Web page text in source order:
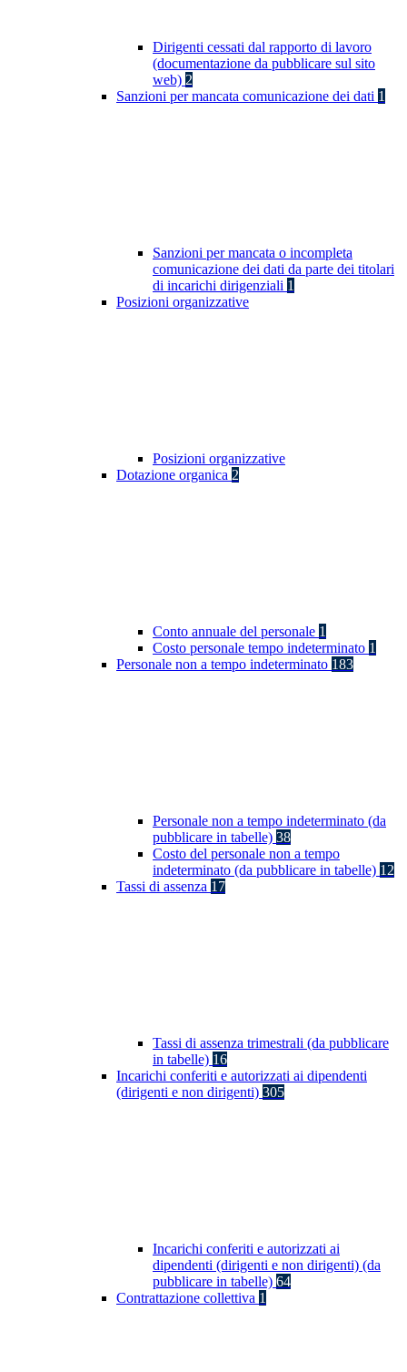
Dirigenti cessati dal rapporto di lavoro
(documentazione da pubblicare sul sito
web) 2
Sanzioni per mancata comunicazione dei dati 1
Sanzioni per mancata o incompleta
comunicazione dei dati da parte dei titolari
di incarichi dirigenziali 1
Posizioni organizzative
Posizioni organizzative
Dotazione organica 2
Conto annuale del personale 1
Costo personale tempo indeterminato 1
Personale non a tempo indeterminato 183
Personale non a tempo indeterminato (da
pubblicare in tabelle) 38
Costo del personale non a tempo
indeterminato (da pubblicare in tabelle) 12
Tassi di assenza 17
Tassi di assenza trimestrali (da pubblicare
in tabelle) 16
Incarichi conferiti e autorizzati ai dipendenti
(dirigenti e non dirigenti) 305
Incarichi conferiti e autorizzati ai
dipendenti (dirigenti e non dirigenti) (da
pubblicare in tabelle) 64
Contrattazione collettiva 1